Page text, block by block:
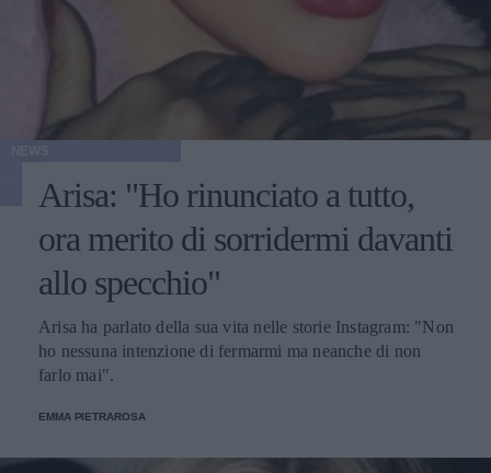
Arisa: "Ho rinunciato a tutto,
ora merito di sorridermi davanti
allo specchio"
Arisa ha parlato della sua vita nelle storie Instagram: "Non
ho nessuna intenzione di fermarmi ma neanche di non
farlo mai".
EMMA PIETRAROSA